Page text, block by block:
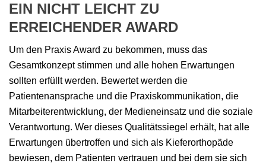
EIN NICHT LEICHT ZU
ERREICHENDER AWARD
Um den Praxis Award zu bekommen, muss das
Gesamtkonzept stimmen und alle hohen Erwartungen
sollten erfüllt werden. Bewertet werden die
Patientenansprache und die Praxiskommunikation, die
Mitarbeiterentwicklung, der Medieneinsatz und die soziale
Verantwortung. Wer dieses Qualitätssiegel erhält, hat alle
Erwartungen übertroffen und sich als Kieferorthopäde
bewiesen, dem Patienten vertrauen und bei dem sie sich